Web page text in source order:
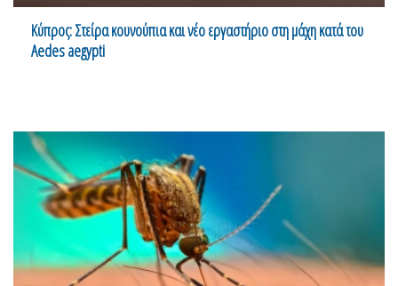
Κύπρος: Στείρα κουνούπια και νέο εργαστήριο στη μάχη κατά του
Aedes aegypti